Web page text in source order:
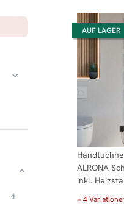
AUF LAGER
ALRONA
inkl.
+ 4
4Artikel gefunden